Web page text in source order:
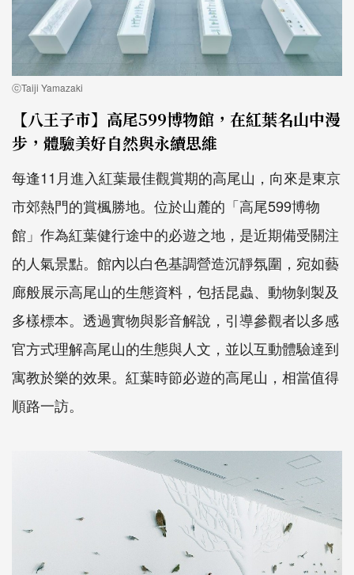
ⓒTaiji Yamazaki
【八王子市】高尾599博物館，在紅葉名山中漫
步，體驗美好自然與永續思維
每逢11月進入紅葉最佳觀賞期的高尾山，向來是東京
市郊熱門的賞楓勝地。位於山麓的「高尾599博物
館」作為紅葉健行途中的必遊之地，是近期備受關注
的人氣景點。館內以白色基調營造沉靜氛圍，宛如藝
廊般展示高尾山的生態資料，包括昆蟲、動物剝製及
多樣標本。透過實物與影音解說，引導參觀者以多感
官方式理解高尾山的生態與人文，並以互動體驗達到
寓教於樂的效果。紅葉時節必遊的高尾山，相當值得
順路一訪。